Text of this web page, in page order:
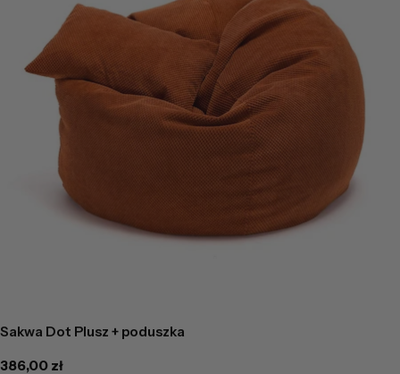
Sakwa Dot Plusz + poduszka
Cena
386,00 zł